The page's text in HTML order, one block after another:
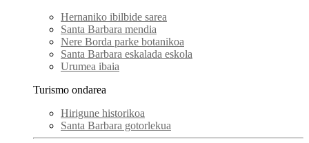
Hernaniko ibilbide sarea
Santa Barbara mendia
Nere Borda parke botanikoa
Santa Barbara eskalada eskola
Urumea ibaia
Turismo ondarea
Hirigune historikoa
Santa Barbara gotorlekua